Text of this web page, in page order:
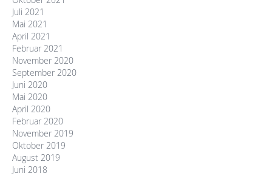
Juli 2021
Mai 2021
April 2021
Februar 2021
November 2020
September 2020
Juni 2020
Mai 2020
April 2020
Februar 2020
November 2019
Oktober 2019
August 2019
Juni 2018